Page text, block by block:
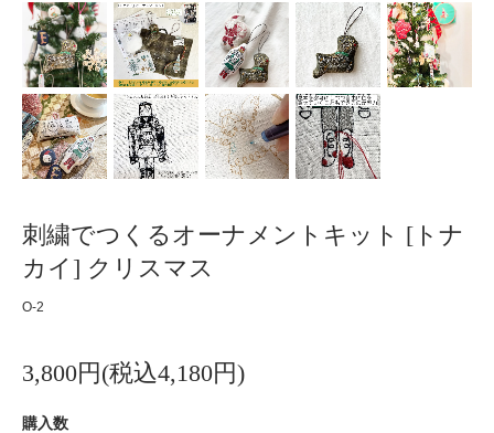
刺繍でつくるオーナメントキット [トナ
カイ] クリスマス
O-2
3,800円(税込4,180円)
購入数